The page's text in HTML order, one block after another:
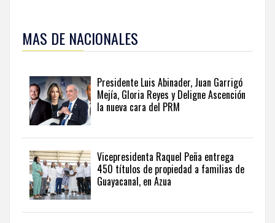
esta
información
seguir
actualidad
del
país
desde
una
perspectiva
internacional,
visite
MAS DE NACIONALES
Presidente Luis Abinader, Juan Garrigó
Mejía, Gloria Reyes y Deligne Ascención
la nueva cara del PRM
Vicepresidenta Raquel Peña entrega
450 títulos de propiedad a familias de
Guayacanal, en Azua